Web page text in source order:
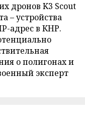
дронов K3 Scout
– устройства
адрес в КНР.
о полигонах и
эксперт